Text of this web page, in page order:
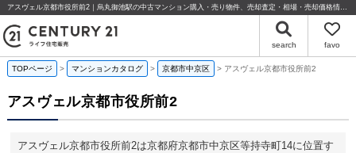
アスヴェル京都市役所前2｜烏丸御池駅の中古マンション購入・売り物件、売却査定・相場・売却価格情報｜京都府京都市中京区等持寺町のマンション情報｜センチュリー21ライフ住宅販売
search favo
TOPページ マンションカタログ 京都市中京区 アスヴェル京都市役所前2
アスヴェル京都市役所前2
アスヴェル京都市役所前2は京都府京都市中京区等持寺町14に位置す